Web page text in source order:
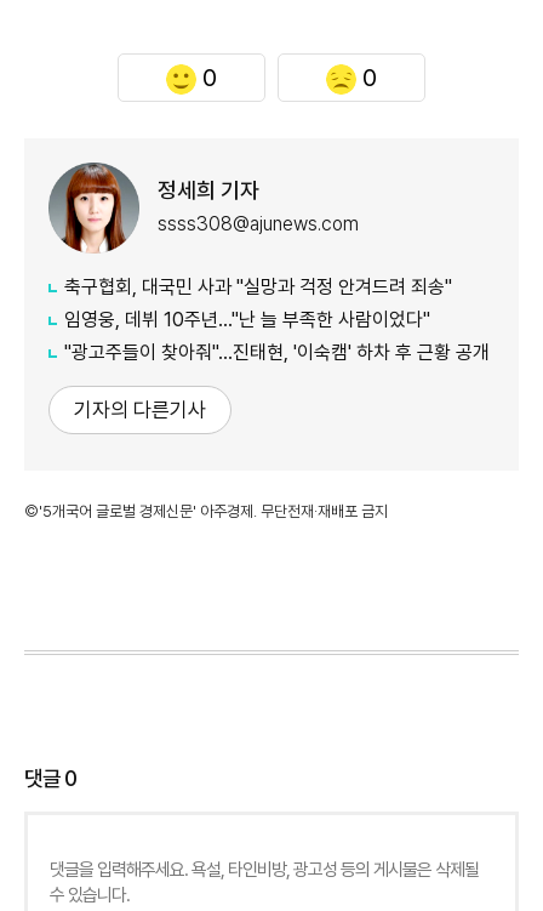
0 0
정세희 기자
ssss308@ajunews.com
축구협회, 대국민 사과 "실망과 걱정 안겨드려 죄송"
임영웅, 데뷔 10주년…"난 늘 부족한 사람이었다"
"광고주들이 찾아줘"…진태현, '이숙캠' 하차 후 근황 공개
기자의 다른기사
©'5개국어 글로벌 경제신문' 아주경제. 무단전재·재배포 금지
댓글0